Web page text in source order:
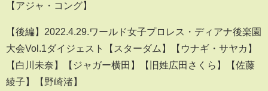
【アジャ・コング】
【 後編】2022.4.29.ワールド女子プロレス・ディアナ後楽園
大会Vol.1ダイジェスト【スターダム】【ウナギ・サヤカ】
【白川未奈】【ジャガー横田】【旧姓広田さくら】【佐藤
綾子】【野崎渚】